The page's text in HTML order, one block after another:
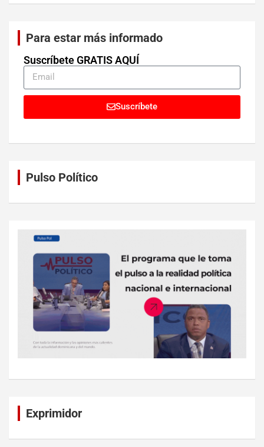
Para estar más informado
Suscríbete GRATIS AQUÍ
Suscríbete
Pulso Político
Exprimidor